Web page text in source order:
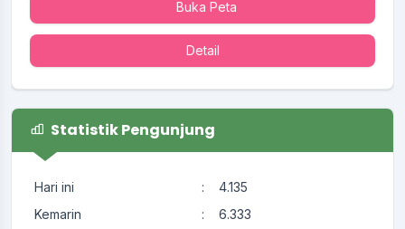
Buka Peta
Detail
Statistik Pengunjung
Hari ini :
4.135
Kemarin
:
6.333